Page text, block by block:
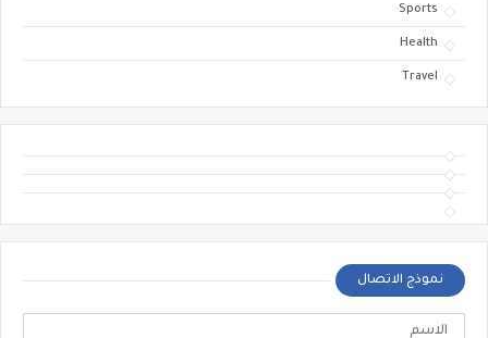
Sports
Health
Travel
نموذج الاتصال